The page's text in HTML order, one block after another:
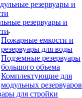
резервуары и
Пожарные емкости и
резервуары для воды
Подземные резервуары
большого объема
Комплектующие для
модульных резервуаров